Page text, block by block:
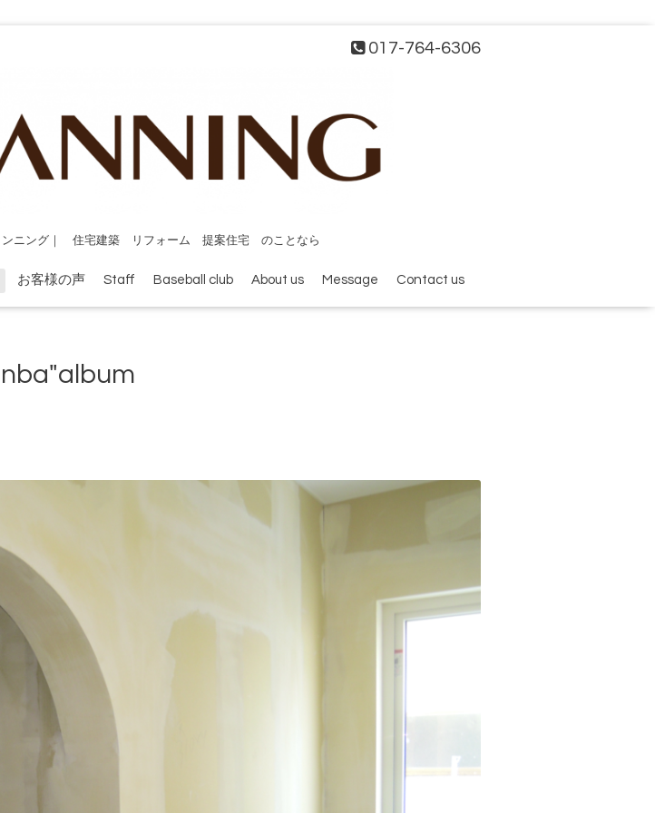
017-764-6306
ンニング｜ 住宅建築 リフォーム 提案住宅 のことなら
お客様の声 Staff Baseball club About us Message Contact us